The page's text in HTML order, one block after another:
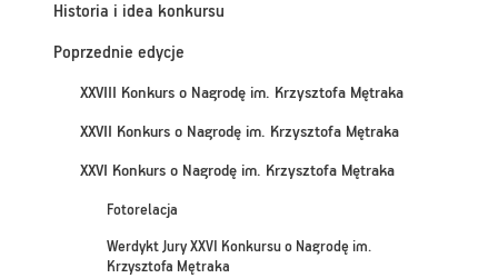
Historia i idea konkursu
Poprzednie edycje
XXVIII Konkurs o Nagrodę im. Krzysztofa Mętraka
XXVII Konkurs o Nagrodę im. Krzysztofa Mętraka
XXVI Konkurs o Nagrodę im. Krzysztofa Mętraka
Fotorelacja
Werdykt Jury XXVI Konkursu o Nagrodę im.
Krzysztofa Mętraka